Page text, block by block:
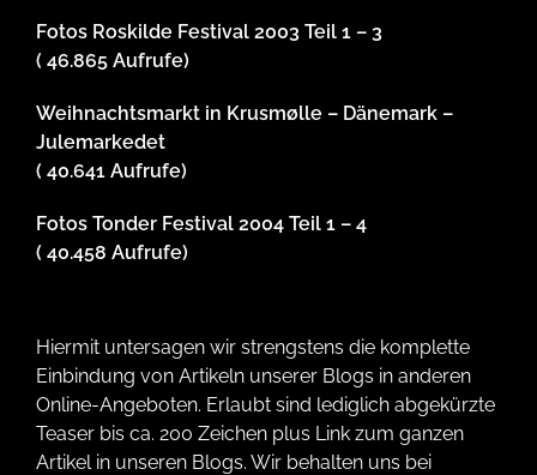
Fotos Roskilde Festival 2003 Teil 1 – 3
( 46.865 Aufrufe)
Weihnachtsmarkt in Krusmølle – Dänemark –
Julemarkedet
( 40.641 Aufrufe)
Fotos Tonder Festival 2004 Teil 1 – 4
( 40.458 Aufrufe)
Hiermit untersagen wir strengstens die komplette
Einbindung von Artikeln unserer Blogs in anderen
Online-Angeboten. Erlaubt sind lediglich abgekürzte
Teaser bis ca. 200 Zeichen plus Link zum ganzen
Artikel in unseren Blogs. Wir behalten uns bei